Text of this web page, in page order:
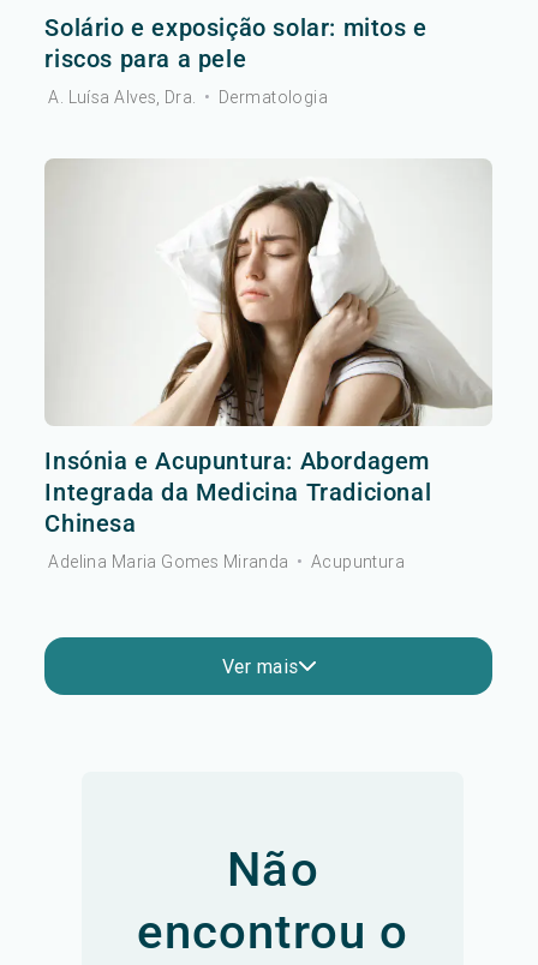
Solário e exposição solar: mitos e
riscos para a pele
A. Luísa Alves, Dra. • Dermatologia
Insónia e Acupuntura: Abordagem
Integrada da Medicina Tradicional
Chinesa
Adelina Maria Gomes Miranda • Acupuntura
Ver mais
Não
encontrou o